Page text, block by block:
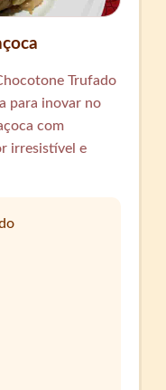
Trufado
para inovar no
com
irresistível e